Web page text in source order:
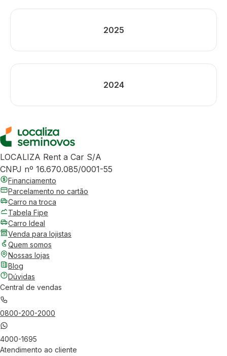
2025
2024
LOCALIZA Rent a Car S/A
CNPJ nº 16.670.085/0001-55
Financiamento
Parcelamento no cartão
Carro na troca
Tabela Fipe
Carro Ideal
Venda para lojistas
Quem somos
Nossas lojas
Blog
Dúvidas
Central de vendas
0800-200-2000
4000-1695
Atendimento ao cliente